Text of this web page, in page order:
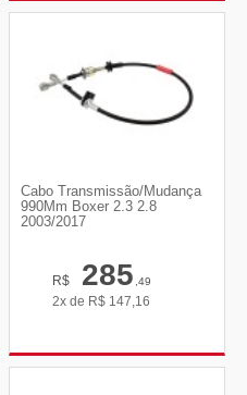
Cabo Transmissão/Mudança
990Mm Boxer 2.3 2.8
2003/2017
R$ 285,49
2x de R$ 147,16